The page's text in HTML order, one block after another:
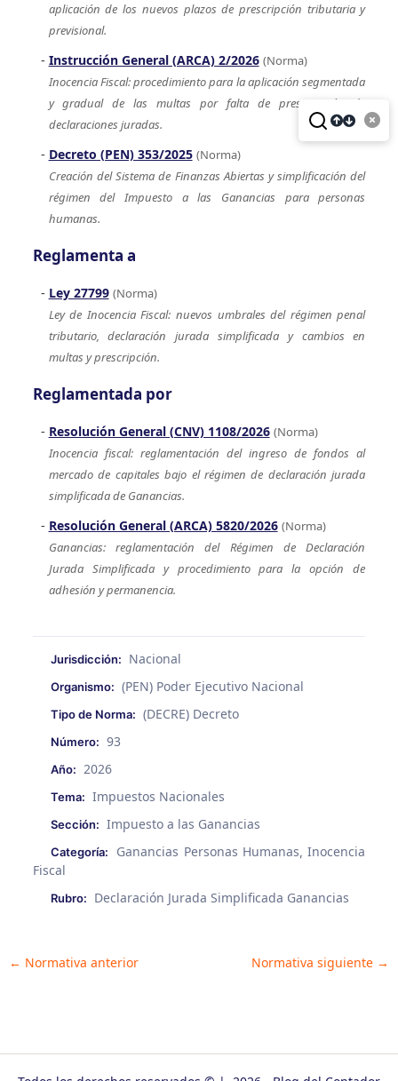
aplicación de los nuevos plazos de prescripción tributaria y
previsional.
Instrucción General (ARCA) 2/2026 (Norma)
Inocencia Fiscal: procedimiento para la aplicación segmentada
y gradual de las multas por falta de presentación de
declaraciones juradas.
Decreto (PEN) 353/2025 (Norma)
Creación del Sistema de Finanzas Abiertas y simplificación del
régimen del Impuesto a las Ganancias para personas
humanas.
Reglamenta a
Ley 27799 (Norma)
Ley de Inocencia Fiscal: nuevos umbrales del régimen penal
tributario, declaración jurada simplificada y cambios en
multas y prescripción.
Reglamentada por
Resolución General (CNV) 1108/2026 (Norma)
Inocencia fiscal: reglamentación del ingreso de fondos al
mercado de capitales bajo el régimen de declaración jurada
simplificada de Ganancias.
Resolución General (ARCA) 5820/2026 (Norma)
Ganancias: reglamentación del Régimen de Declaración
Jurada Simplificada y procedimiento para la opción de
adhesión y permanencia.
Jurisdicción: Nacional
Organismo: (PEN) Poder Ejecutivo Nacional
Tipo de Norma: (DECRE) Decreto
Número: 93
Año: 2026
Tema: Impuestos Nacionales
Sección: Impuesto a las Ganancias
Categoría: Ganancias Personas Humanas,Inocencia
Fiscal
Rubro: Declaración Jurada Simplificada Ganancias
Post
← Normativa anterior Normativa siguiente →